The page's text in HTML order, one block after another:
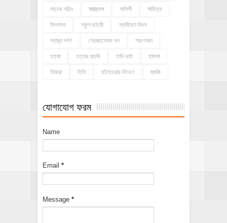
সাবেক সচিব সারাদেশ সালিশী সাহিত্য
সিলগালা স্কুল ছাত্রী স্বাধীনতা দিবস
স্বাস্থ্য দর্পণ স্বেচ্ছাসেবক দল স্মরণসভা
হত্যা হত্যার হুমকি হাদি ভাই হামলা
হিজড়া হিলি হুইলচেয়ার বিতরণ হুমকি
যোগাযোগ ফরম
Name
Email *
Message *